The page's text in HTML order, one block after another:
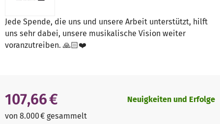
Jede Spende, die uns und unsere Arbeit unterstützt, hilft
uns sehr dabei, unsere musikalische Vision weiter
voranzutreiben. 🙏🏻❤️
107,66 €
von 8.000 € gesammelt
Neuigkeiten und Erfolge